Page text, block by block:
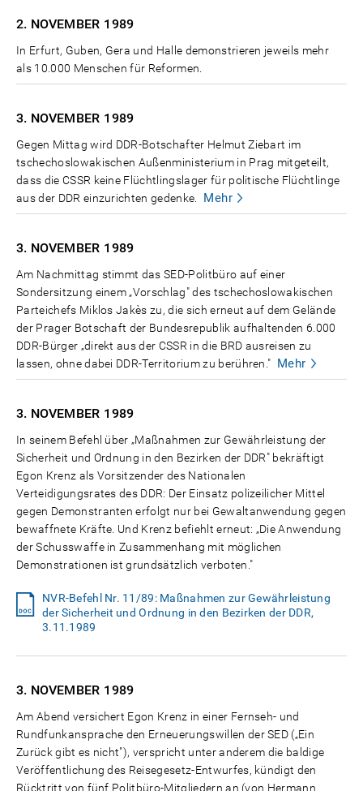
2. NOVEMBER 1989
In Erfurt, Guben, Gera und Halle demonstrieren jeweils mehr
als 10.000 Menschen für Reformen.
3. NOVEMBER 1989
Gegen Mittag wird DDR-Botschafter Helmut Ziebart im
tschechoslowakischen Außenministerium in Prag mitgeteilt,
dass die CSSR keine Flüchtlingslager für politische Flüchtlinge
aus der DDR einzurichten gedenke.
Mehr
3. NOVEMBER 1989
Am Nachmittag stimmt das SED-Politbüro auf einer
Sondersitzung einem „Vorschlag" des tschechoslowakischen
Parteichefs Miklos Jakès zu, die sich erneut auf dem Gelände
der Prager Botschaft der Bundesrepublik aufhaltenden 6.000
DDR-Bürger „direkt aus der CSSR in die BRD ausreisen zu
lassen, ohne dabei DDR-Territorium zu berühren." Mehr
3. NOVEMBER 1989
In seinem Befehl über „Maßnahmen zur Gewährleistung der
Sicherheit und Ordnung in den Bezirken der DDR" bekräftigt
Egon Krenz als Vorsitzender des Nationalen
Verteidigungsrates des DDR: Der Einsatz polizeilicher Mittel
gegen Demonstranten erfolgt nur bei Gewaltanwendung gegen
bewaffnete Kräfte. Und Krenz befiehlt erneut: „Die Anwendung
der Schusswaffe in Zusammenhang mit möglichen
Demonstrationen ist grundsätzlich verboten."
NVR-Befehl Nr. 11/89: Maßnahmen zur Gewährleistung
der Sicherheit und Ordnung in den Bezirken der DDR,
3.11.1989
3. NOVEMBER 1989
Am Abend versichert Egon Krenz in einer Fernseh- und
Rundfunkansprache den Erneuerungswillen der SED („Ein
Zurück gibt es nicht"), verspricht unter anderem die baldige
Veröffentlichung des Reisegesetz-Entwurfes, kündigt den
Rücktritt von fünf Politbüro-Mitgliedern an (von Hermann